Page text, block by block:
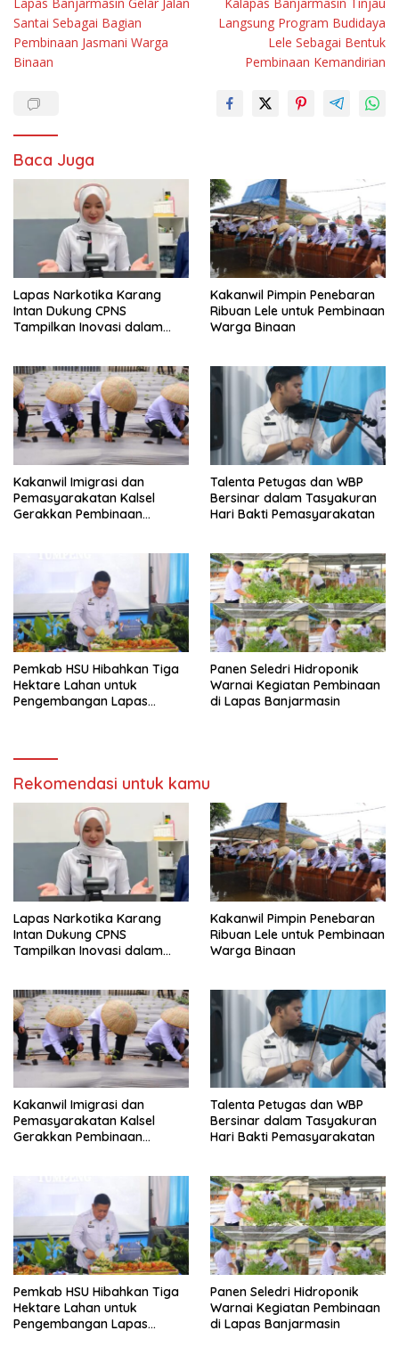
pos
Lapas Banjarmasin Gelar Jalan
Santai Sebagai Bagian
Pembinaan Jasmani Warga
Binaan
Kalapas Banjarmasin Tinjau
Langsung Program Budidaya
Lele Sebagai Bentuk
Pembinaan Kemandirian
Baca Juga
Lapas Narkotika Karang
Intan Dukung CPNS
Tampilkan Inovasi dalam
Kakanwil Pimpin Penebaran
Ribuan Lele untuk Pembinaan
Warga Binaan
Kakanwil Imigrasi dan
Pemasyarakatan Kalsel
Gerakkan Pembinaan
Talenta Petugas dan WBP
Bersinar dalam Tasyakuran
Hari Bakti Pemasyarakatan
Pemkab HSU Hibahkan Tiga
Hektare Lahan untuk
Pengembangan Lapas
Panen Seledri Hidroponik
Warnai Kegiatan Pembinaan
di Lapas Banjarmasin
Rekomendasi untuk kamu
Lapas Narkotika Karang
Intan Dukung CPNS
Tampilkan Inovasi dalam
Kakanwil Pimpin Penebaran
Ribuan Lele untuk Pembinaan
Warga Binaan
Kakanwil Imigrasi dan
Pemasyarakatan Kalsel
Gerakkan Pembinaan
Talenta Petugas dan WBP
Bersinar dalam Tasyakuran
Hari Bakti Pemasyarakatan
Pemkab HSU Hibahkan Tiga
Hektare Lahan untuk
Pengembangan Lapas
Panen Seledri Hidroponik
Warnai Kegiatan Pembinaan
di Lapas Banjarmasin